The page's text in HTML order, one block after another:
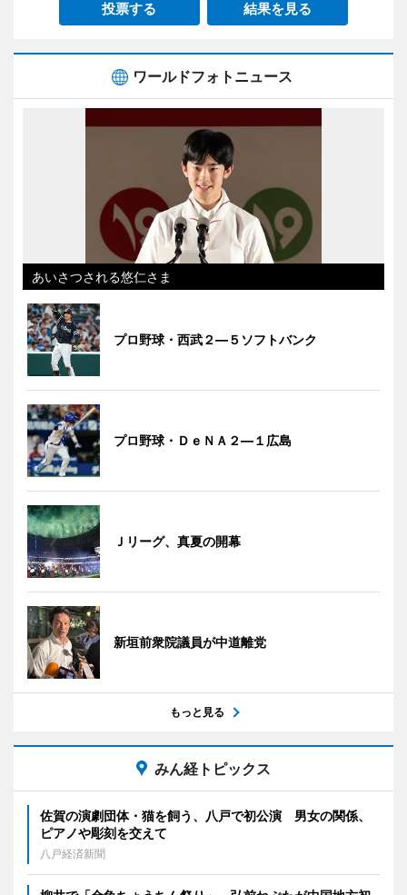
投票する 結果を見る
ワールドフォトニュース
あいさつされる悠仁さま
プロ野球・西武２―５ソフトバンク
プロ野球・ＤｅＮＡ２―１広島
Ｊリーグ、真夏の開幕
新垣前衆院議員が中道離党
もっと見る
みん経トピックス
佐賀の演劇団体・猫を飼う、八戸で初公演 男女の関係、
ピアノや彫刻を交えて
八戸経済新聞